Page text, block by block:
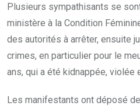
Plusieurs sympathisants se
ministère à la Condition
des autorités à arrêter, ensuite
crimes, en particulier pour le
ans, qui a été kidnappée, violée
Les manifestants ont déposé